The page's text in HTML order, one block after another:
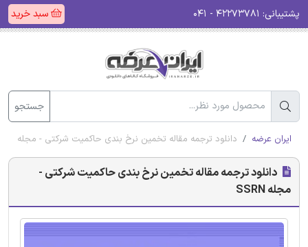
پشتیبانی: سبد خرید
جستجو
ایران عرضه دانلود ترجمه مقاله تخمین نرخ بندی حاکمیت شرکتی - مجله SSRN
دانلود ترجمه مقاله تخمین نرخ بندی حاکمیت شرکتی -
مجله SSRN